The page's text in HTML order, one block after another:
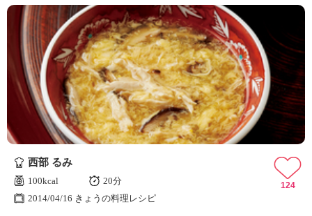
西部 るみ
100kcal
20分
2014/04/16 きょうの料理レシピ
124